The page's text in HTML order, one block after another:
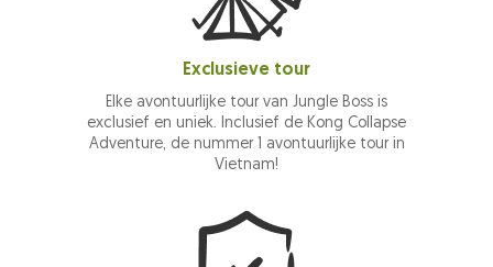
Exclusieve tour
Elke avontuurlijke tour van Jungle Boss is
exclusief en uniek. Inclusief de Kong Collapse
Adventure, de nummer 1 avontuurlijke tour in
Vietnam!